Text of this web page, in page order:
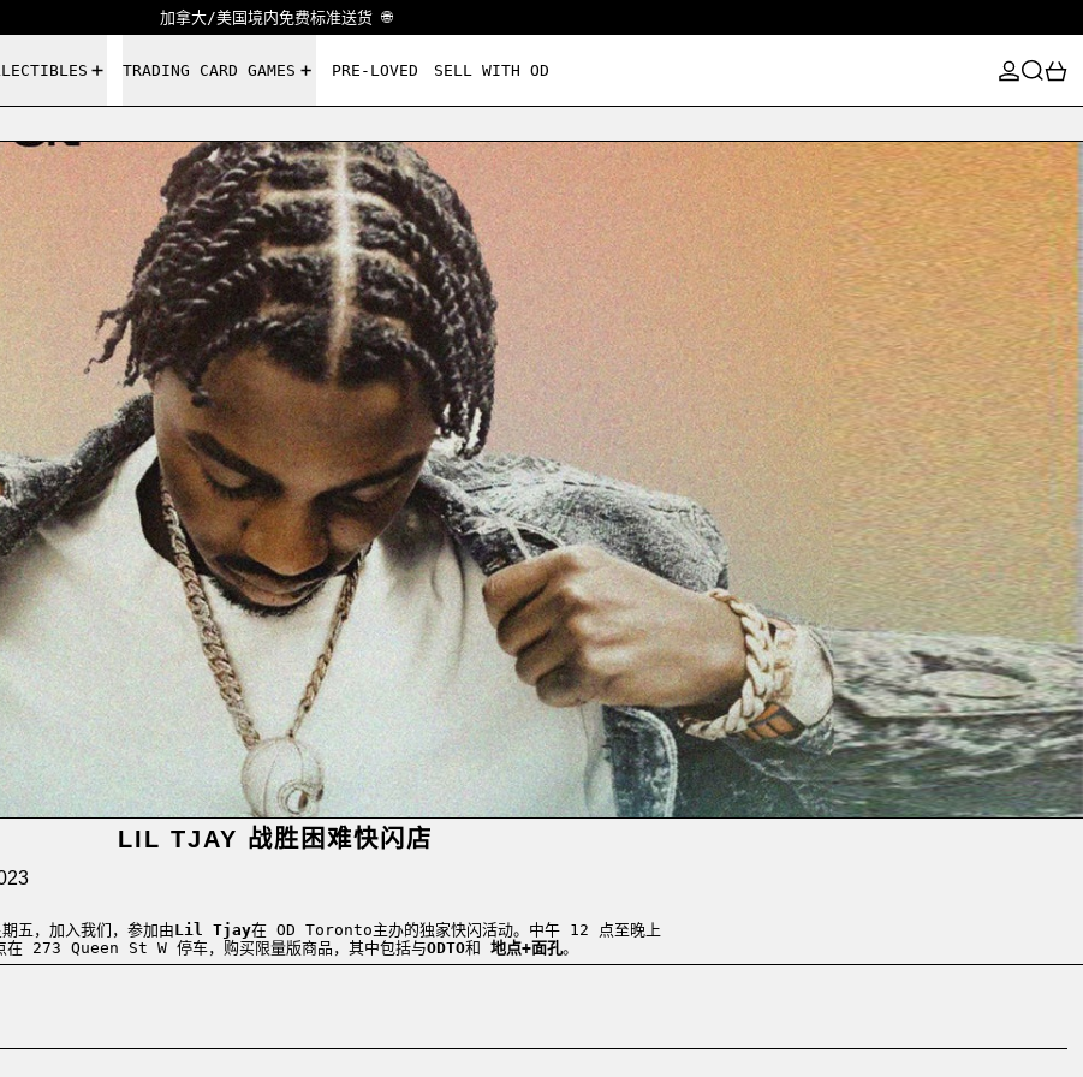
加拿大/美国境内免费标准送货 🌐
TRADING CARD GAMES PRE-LOVED SELL WITH OD
登录搜索 0
LIL TJAY 战胜困难快闪店
五，加入我们，参加由Lil Tjay在 OD Toronto主办的独家快闪活动。中午 12 点至晚上
在 273 Queen St W 停车，购买限量版商品，其中包括与ODTO和 地点+面孔。